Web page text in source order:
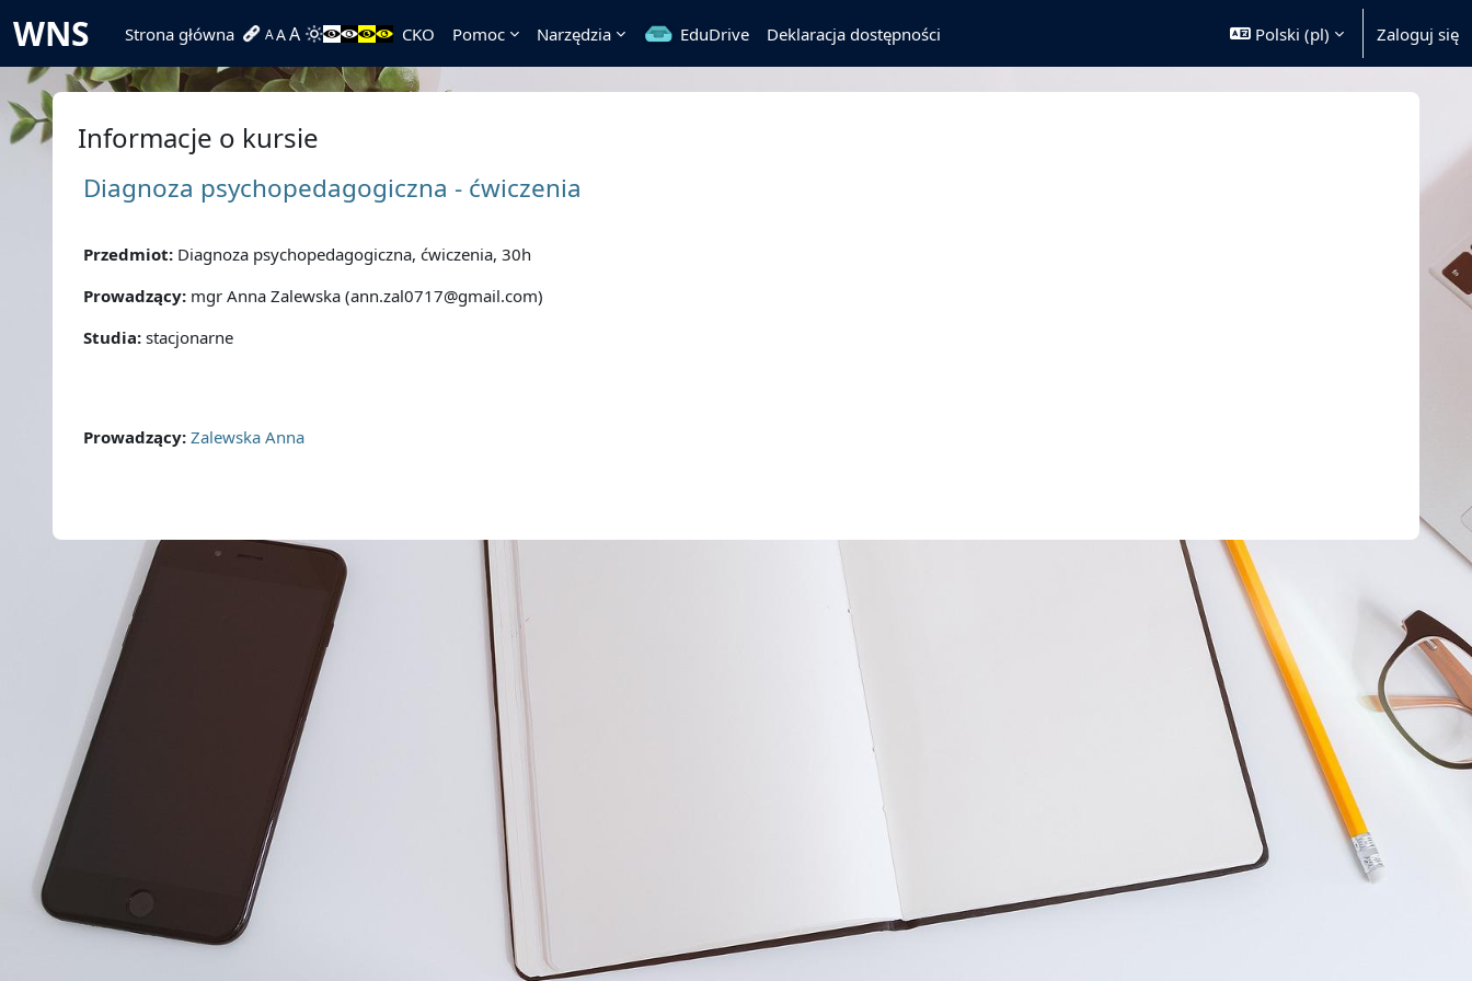
WNS Strona główna AAA CKO Pomoc Narzędzia EduDrive Deklaracja dostępności Polski ‎(pl)‎ Zaloguj się
Informacje o kursie
Diagnoza psychopedagogiczna - ćwiczenia
Przedmiot: Diagnoza psychopedagogiczna, ćwiczenia, 30h
Prowadzący: mgr Anna Zalewska (ann.zal0717@gmail.com)
Studia: stacjonarne
Prowadzący: Zalewska Anna